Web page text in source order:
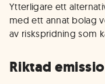
Ytterligare ett
med ett annat bolag
av riskspridning som
Riktad